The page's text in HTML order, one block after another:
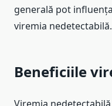
generală pot
viremia nedetectabilă.
Beneficiile